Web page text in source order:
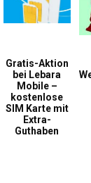
Gratis-Aktion
bei Lebara
Mobile –
kostenlose
SIM Karte mit
Extra-
Guthaben